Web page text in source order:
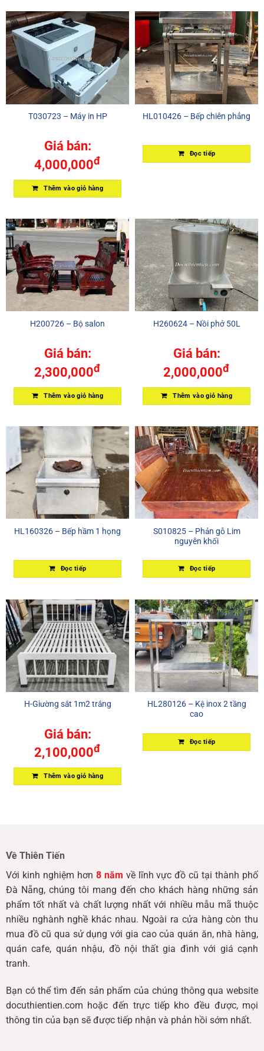
T030723 – Máy in HP
Giá bán:
4,000,000đ
Thêm vào giỏ hàng
HL010426 – Bếp chiên phẳng
Đọc tiếp
H200726 – Bộ salon
Giá bán:
2,300,000đ
Thêm vào giỏ hàng
H260624 – Nồi phở 50L
Giá bán:
2,000,000đ
Thêm vào giỏ hàng
HL160326 – Bếp hầm 1 họng
Đọc tiếp
S010825 – Phản gỗ Lim
nguyên khối
Đọc tiếp
H-Giường sắt 1m2 trắng
Giá bán:
2,100,000đ
Thêm vào giỏ hàng
HL280126 – Kệ inox 2 tầng
cao
Đọc tiếp
Về Thiên Tiến
Với kinh nghiệm hơn 8 năm về lĩnh vực đồ cũ tại thành phố
Đà Nẵng, chúng tôi mang đến cho khách hàng những sản
phẩm tốt nhất và chất lượng nhất với nhiều mẫu mã thuộc
nhiều nghành nghề khác nhau. Ngoài ra cửa hàng còn thu
mua đồ cũ qua sử dụng với gia cao của quán ăn, nhà hàng,
quán cafe, quán nhậu, đồ nội thất gia đình với giá cạnh
tranh.
Bạn có thể tìm đến sản phẩm của chúng thông qua website
docuthientien.com hoặc đến trực tiếp kho đều được, mọi
thông tin của bạn sẽ được tiếp nhận và phản hồi sớm nhất.